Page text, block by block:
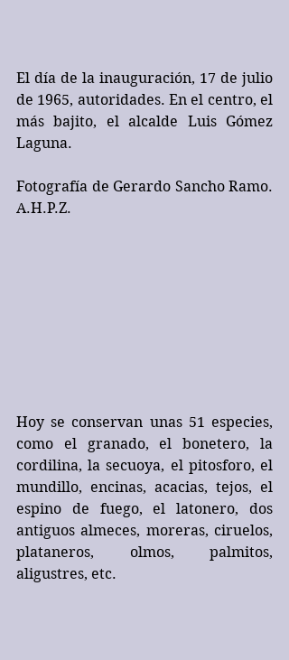
El día de la inauguración, 17 de julio
de 1965, autoridades. En el centro, el
más bajito, el alcalde Luis Gómez
Laguna.
Fotografía de Gerardo Sancho Ramo.
A.H.P.Z.
Hoy se conservan unas 51 especies,
como el granado, el bonetero, la
cordilina, la secuoya, el pitosforo, el
mundillo, encinas, acacias, tejos, el
espino de fuego, el latonero, dos
antiguos almeces, moreras, ciruelos,
plataneros, olmos, palmitos,
aligustres, etc.